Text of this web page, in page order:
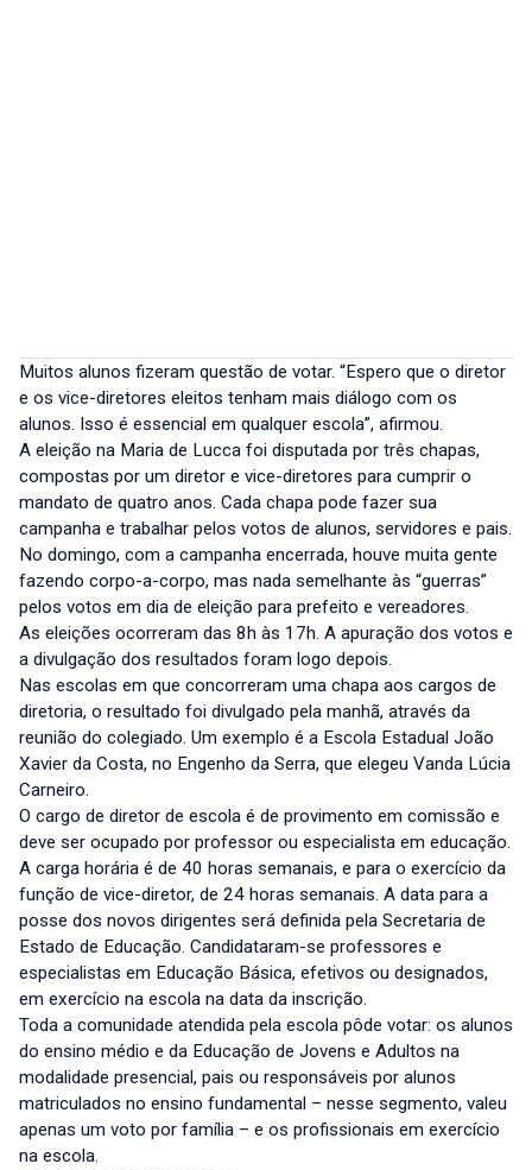
Muitos alunos fizeram questão de votar. “Espero que o diretor
e os vice-diretores eleitos tenham mais diálogo com os
alunos. Isso é essencial em qualquer escola”, afirmou.
A eleição na Maria de Lucca foi disputada por três chapas,
compostas por um diretor e vice-diretores para cumprir o
mandato de quatro anos. Cada chapa pode fazer sua
campanha e trabalhar pelos votos de alunos, servidores e pais.
No domingo, com a campanha encerrada, houve muita gente
fazendo corpo-a-corpo, mas nada semelhante às “guerras”
pelos votos em dia de eleição para prefeito e vereadores.
As eleições ocorreram das 8h às 17h. A apuração dos votos e
a divulgação dos resultados foram logo depois.
Nas escolas em que concorreram uma chapa aos cargos de
diretoria, o resultado foi divulgado pela manhã, através da
reunião do colegiado. Um exemplo é a Escola Estadual João
Xavier da Costa, no Engenho da Serra, que elegeu Vanda Lúcia
Carneiro.
O cargo de diretor de escola é de provimento em comissão e
deve ser ocupado por professor ou especialista em educação.
A carga horária é de 40 horas semanais, e para o exercício da
função de vice-diretor, de 24 horas semanais. A data para a
posse dos novos dirigentes será definida pela Secretaria de
Estado de Educação. Candidataram-se professores e
especialistas em Educação Básica, efetivos ou designados,
em exercício na escola na data da inscrição.
Toda a comunidade atendida pela escola pôde votar: os alunos
do ensino médio e da Educação de Jovens e Adultos na
modalidade presencial, pais ou responsáveis por alunos
matriculados no ensino fundamental – nesse segmento, valeu
apenas um voto por família – e os profissionais em exercício
na escola.